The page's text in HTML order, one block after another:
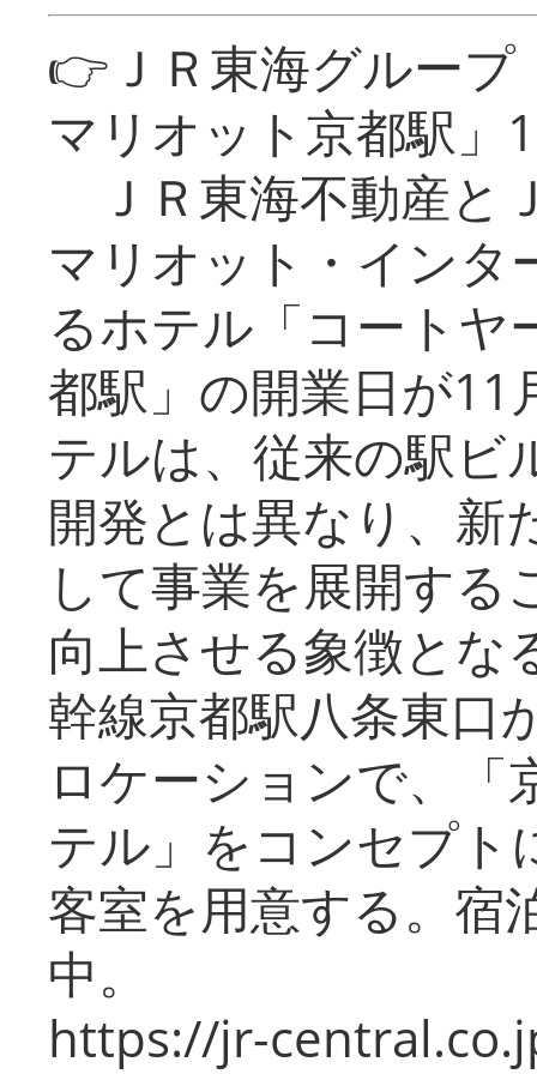
👉ＪＲ東海グルー
マリオット京都駅」
ＪＲ東海不動産と
マリオット・インタ
るホテル「コートヤ
都駅」の開業日が11
テルは、従来の駅ビ
開発とは異なり、新
して事業を展開する
向上させる象徴とな
幹線京都駅八条東口
ロケーションで、「
テル」をコンセプト
客室を用意する。宿
中。
https://jr-